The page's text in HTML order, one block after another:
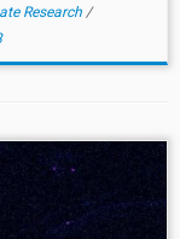
Research /